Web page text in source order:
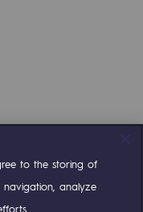
Linkedin
Compte Youtube
to the storing of
analyze